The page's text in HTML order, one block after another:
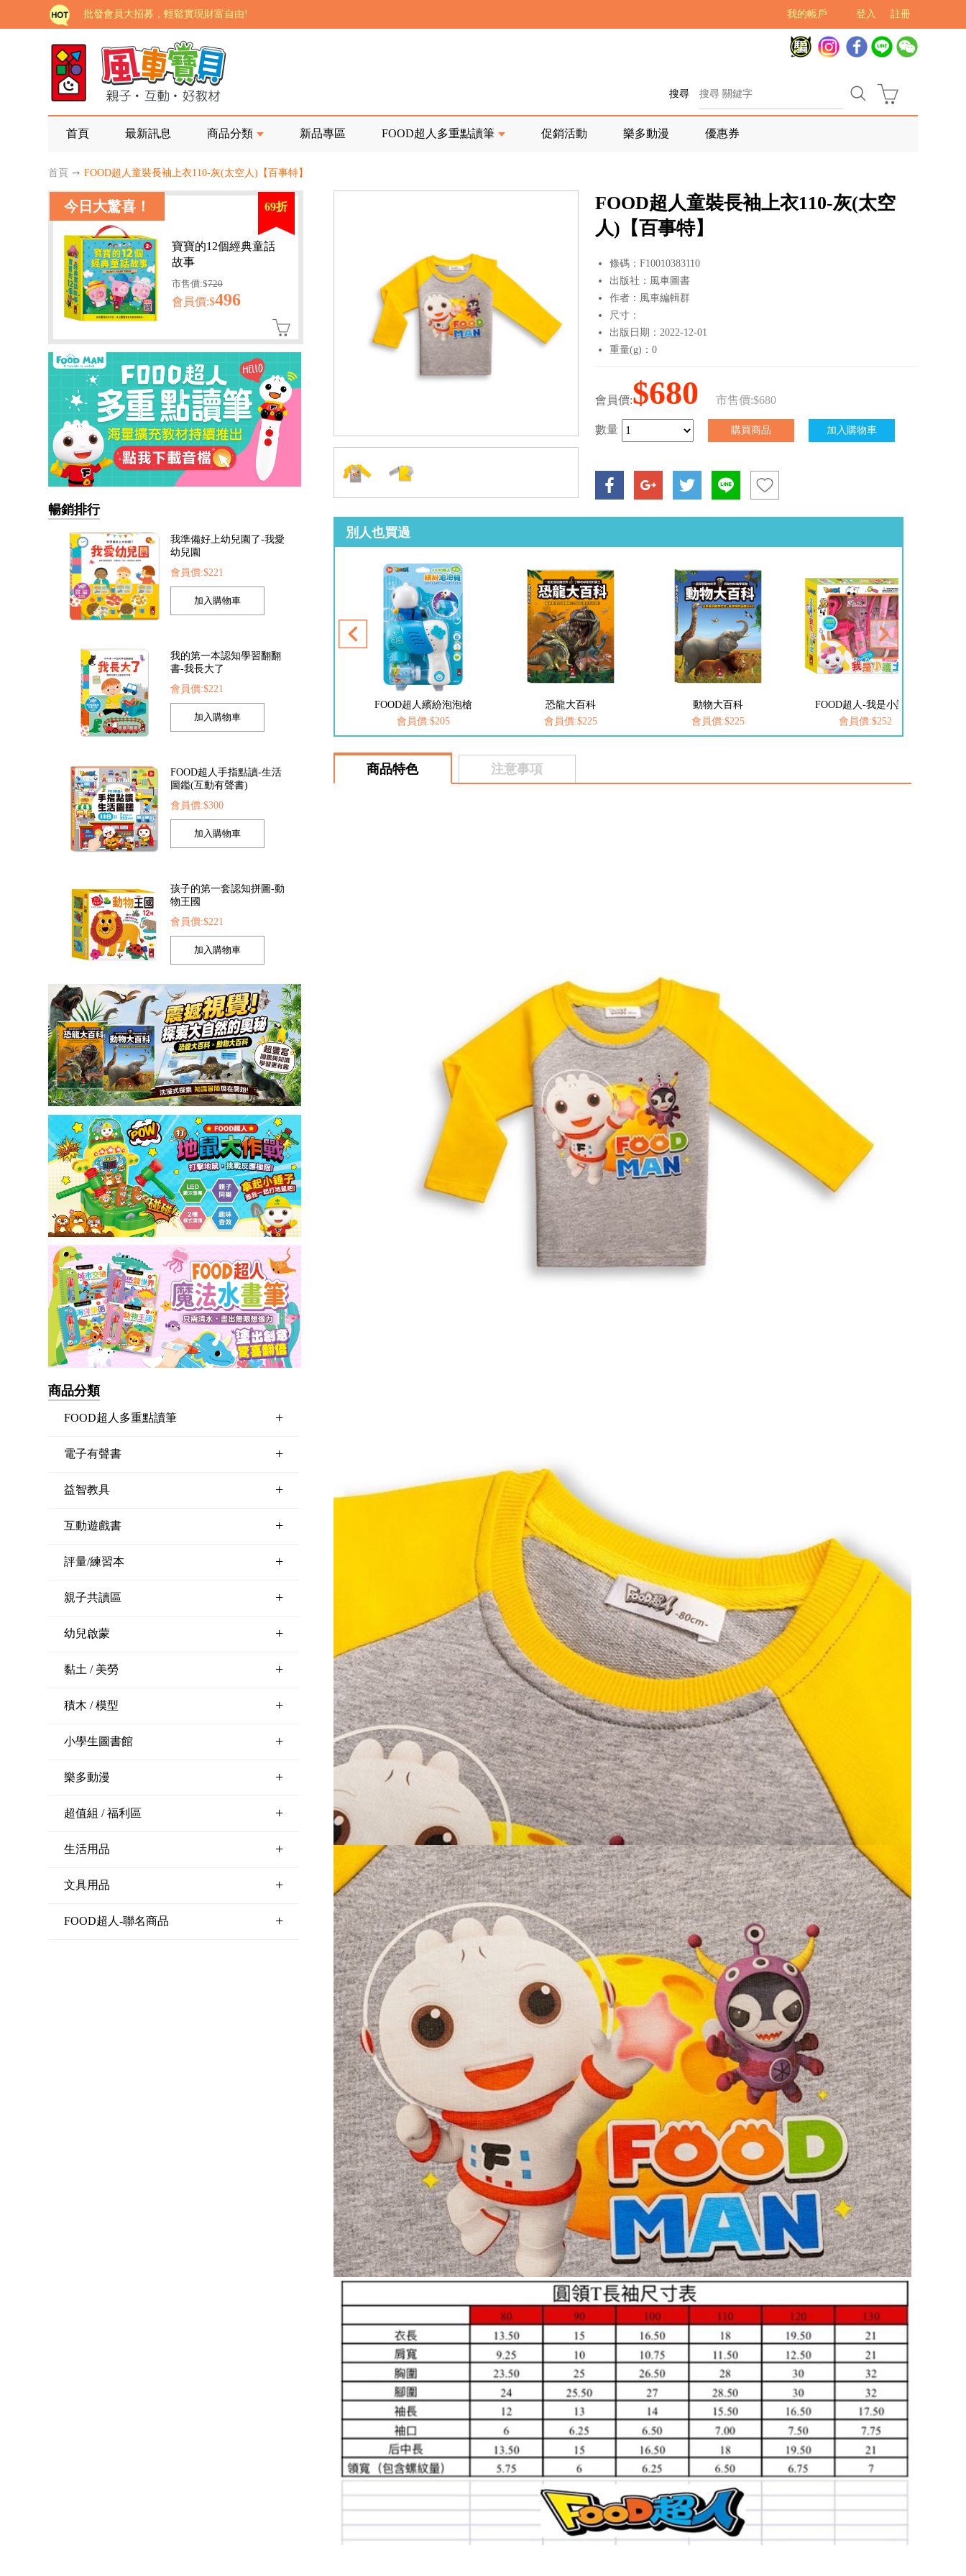
註冊
登入
我的帳戶
批發會員大招募，輕鬆實現財富自由!
如需更改或重開發票 需在訂單成立三天內通知客服 寄回發票需附上回郵郵票
老師您好!!幼教會員火熱招募中~
海外購物免煩惱！點我查看『海外購物流程說明』
家長樂了!「風車書版集團暨FOOD超人企業總部」目前正興建中!
老師您好!!幼教會員火熱招募中~
海外購物免煩惱！點我查看『海外購物流程說明』
搜尋
首頁 最新訊息 商品分類 新品專區 FOOD超人多重點讀筆 促銷活動 樂多動漫 優惠券
首頁 ➙ FOOD超人童裝長袖上衣110-灰(太空人)【百事特】
今日大驚喜！ 69折
寶寶的12個經典童話
故事
市售價:$720
會員價:$496
暢銷排行
我準備好上幼兒園了-我愛
幼兒園
會員價:$221
我的第一本認知學習翻翻
書-我長大了
會員價:$221
FOOD超人手指點讀-生活
圖鑑(互動有聲書)
會員價:$300
孩子的第一套認知拼圖-動
物王國
會員價:$221
商品分類
FOOD超人多重點讀筆 +
電子有聲書 +
益智教具 +
互動遊戲書 +
評量/練習本 +
親子共讀區 +
幼兒啟蒙 +
黏土 / 美勞 +
積木 / 模型 +
小學生圖書館 +
樂多動漫 +
超值組 / 福利區 +
生活用品 +
文具用品 +
FOOD超人-聯名商品 +
FOOD超人童裝長袖上衣110-灰(太空
人)【百事特】
條碼：F10010383110
出版社：風車圖書
作者：風車編輯群
尺寸：
出版日期：2022-12-01
重量(g)：0
會員價:$680 市售價:$680
數量
別人也買過
FOOD超人探索點讀筆
會員價:$1422
FOOD超人夢幻泡泡槍
FOOD超人繽紛泡泡槍
會員價:$205
恐龍大百科
會員價:$225
動物大百科
會員價:$225
FOOD超人-我是小護士
會員價:$252
商品特色 注意事項